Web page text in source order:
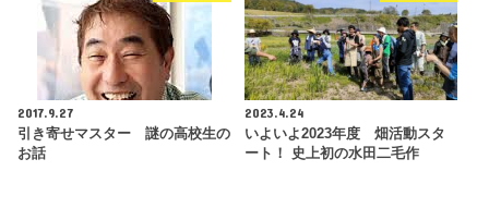
2017.9.27
引き寄せマスター 謎の高校生の
お話
2023.4.24
いよいよ2023年度 畑活動スタ
ート！ 史上初の水田二毛作